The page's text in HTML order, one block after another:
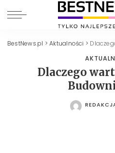
BestNews.pl >Aktualności >
Dlaczego
POSTED